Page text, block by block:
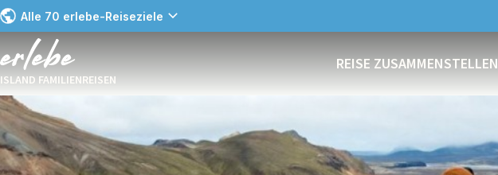
Alle 70 erlebe-Reiseziele
ISLAND FAMILIENREISEN
REISE ZUSAMMENSTELLEN